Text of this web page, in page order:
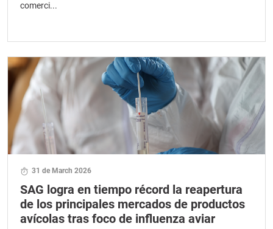
comerci...
31 de March 2026
SAG logra en tiempo récord la reapertura
de los principales mercados de productos
avícolas tras foco de influenza aviar